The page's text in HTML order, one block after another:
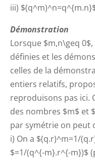
iii)
Démonstration
Lorsque $m,n\geq
définies et les
celles de la
entiers relatifs,
reproduisons pas ici.
des nombres $m$ et
par symétrie on peut
i) On a $(q.r)^m=1/
$=1/(q^{-m}.r^{-m})$